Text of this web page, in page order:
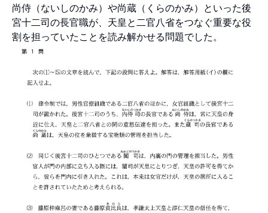
尚侍（ないしのかみ）や尚蔵（くらのかみ）といった後
宮十二司の長官職が、天皇と二官八省をつなぐ重要な役
割を担っていたことを読み解かせる問題でした。